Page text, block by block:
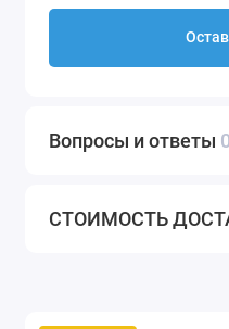
Вопросы и ответы 0
СТОИМОСТЬ